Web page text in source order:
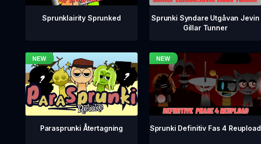
Sprunklairity Sprunked
Sprunki Syndare Utgåvan Jevin
Gillar Tunner
Parasprunki Återtagning Sprunki Definitiv Fas 4 Reupload